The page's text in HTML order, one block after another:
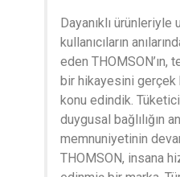
Dayanıklı ürünleriyle
kullanıcıların
eden
bir hikayesini
konu edindik.
duygusal bağlılığın
memnuniyetinin
THOMSON, insana